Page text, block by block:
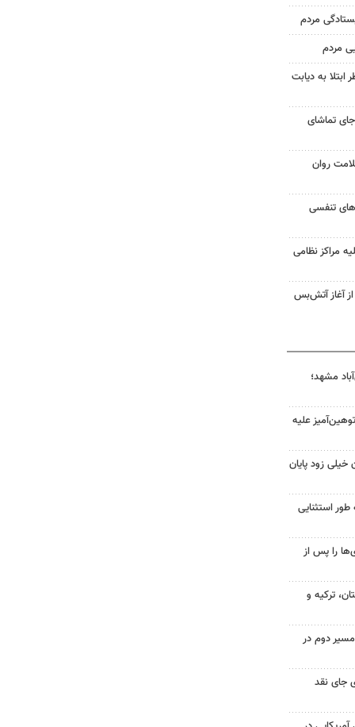
مردم
مردم
به دیابت
تماشای
روان
تنفسی
مراکز نظامی
غزه از آغاز آتش‌بس
مشهد؛
علیه
خیلی زود پایان
طور استثنایی
را پس از
ترکیه و
دوم در
جای نقد